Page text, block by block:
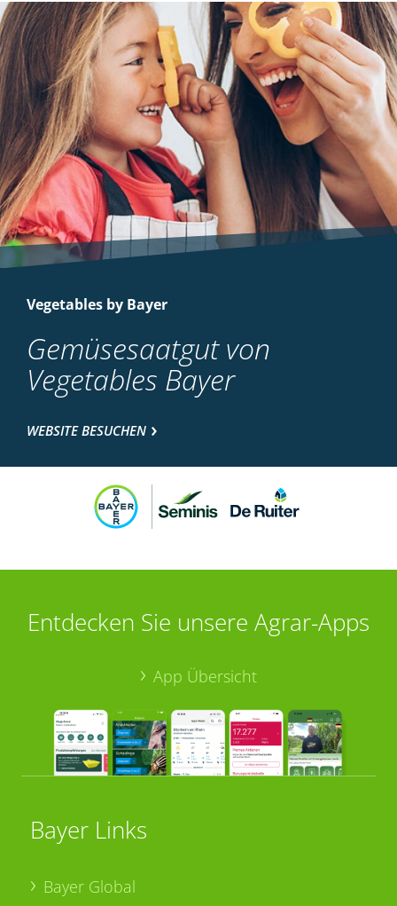
Vegetables by Bayer
Gemüsesaatgut von
Vegetables Bayer
WEBSITE BESUCHEN
Entdecken Sie unsere Agrar-Apps
App Übersicht
Bayer Links
Bayer Global